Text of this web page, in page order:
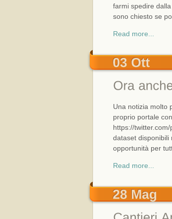
farmi spedire
sono chiesto se
Read more...
Una notizia molto
proprio portale
https://
dataset disponibili
opportunità per
Read more...